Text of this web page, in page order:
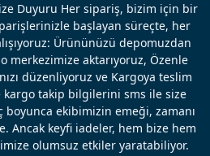
Duyuru Her sipariş, bizim için bir
başlayan süreçte, her
Ürününüzü depomuzdan
merkezimize aktarıyoruz, Özenle
düzenliyoruz ve Kargoya teslim
kargo takip bilgilerini sms ile size
boyunca ekibimizin emeği, zamanı
Ancak keyfi iadeler, hem bize hem
olumsuz etkiler yaratabiliyor.